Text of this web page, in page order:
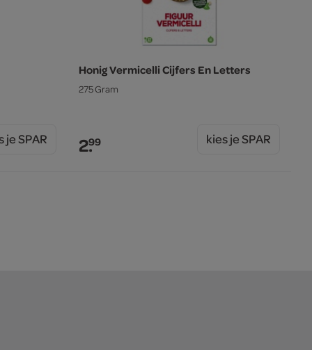
je SPAR
Honig Vermicelli Cijfers En Letters
275 Gram
2.99 kies je SPAR